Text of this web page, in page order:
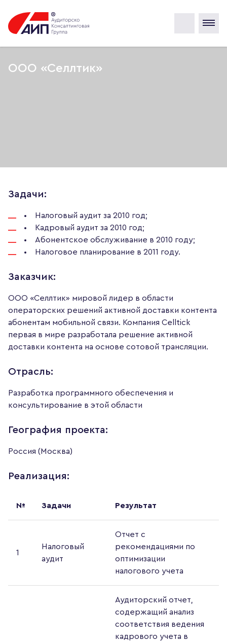
ООО «Селлтик»
Задачи:
Налоговый аудит за 2010 год;
Кадровый аудит за 2010 год;
Абонентское обслуживание в 2010 году;
Налоговое планирование в 2011 году.
Заказчик:
ООО «Селлтик» мировой лидер в области
операторских решений активной доставки контента
абонентам мобильной связи. Компания Celltick
первая в мире разработала решение активной
доставки контента на основе сотовой трансляции.
Отрасль:
Разработка программного обеспечения и
консультирование в этой области
География проекта:
Россия (Москва)
Реализация:
№ Задачи Результат
1
Налоговый
аудит
Отчет с
рекомендациями по
оптимизации
налогового учета
Аудиторский отчет,
содержащий анализ
соответствия ведения
кадрового учета в